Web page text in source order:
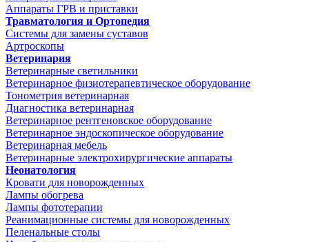
Аппараты ГРВ и приставки
Травматология и Ортопедия
Системы для замены суставов
Артроскопы
Ветеринария
Ветеринарные светильники
Ветеринарное физиотерапевтическое оборудование
Тонометрия ветеринарная
Диагностика ветеринарная
Ветеринарное рентгеновское оборудование
Ветеринарное эндоскопическое оборудование
Ветеринарная мебель
Ветеринарные электрохирургические аппараты
Неонатология
Кровати для новорожденных
Лампы обогрева
Лампы фототерапии
Реанимационные системы для новорожденных
Пеленальные столы